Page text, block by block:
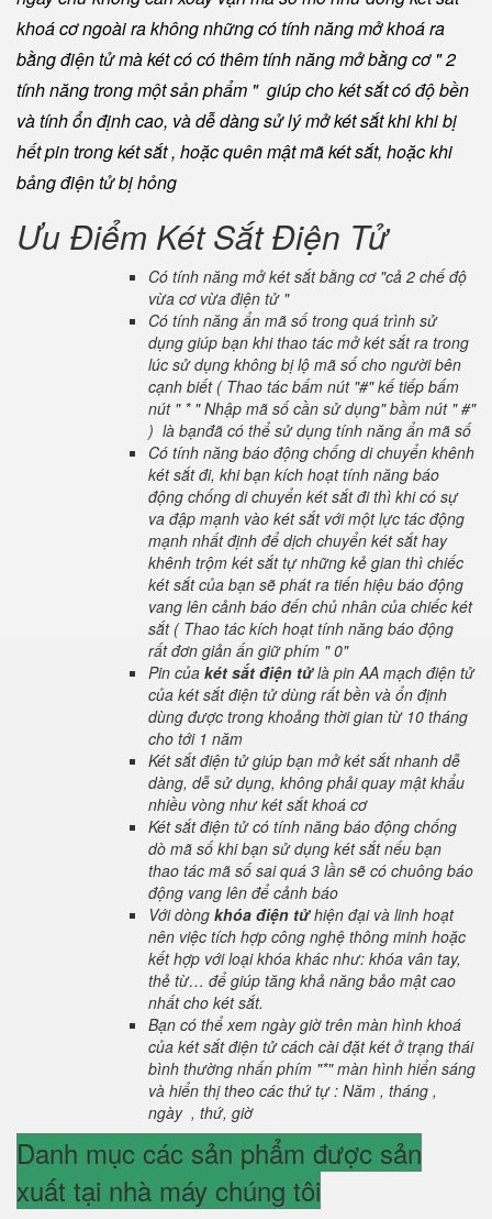
khoá cơ ngoài ra không những có tính năng mở khoá ra
bằng điện tử mà két có có thêm tính năng mở bằng cơ " 2
tính năng trong một sản phẩm " giúp cho két sắt có độ bền
và tính ổn định cao, và dễ dàng sử lý mở két sắt khi khi bị
hết pin trong két sắt , hoặc quên mật mã két sắt, hoặc khi
bảng điện tử bị hỏng
Ưu Điểm Két Sắt Điện Tử
Có tính năng mở két sắt bằng cơ "cả 2 chế độ
vừa cơ vừa điện tử "
Có tính năng ẩn mã số trong quá trình sử
dụng giúp bạn khi thao tác mở két sắt ra trong
lúc sử dụng không bị lộ mã số cho người bên
cạnh biết ( Thao tác bấm nút "#" kế tiếp bấm
nút " * " Nhập mã số cần sử dụng" bầm nút " #"
) là bạnđã có thể sử dụng tính năng ẩn mã số
Có tính năng báo động chống di chuyển khênh
két sắt đi, khi bạn kích hoạt tính năng báo
động chống di chuyển két sắt đi thì khi có sự
va đập mạnh vào két sắt với một lực tác động
mạnh nhất định để dịch chuyển két sắt hay
khênh trộm két sắt tự những kẻ gian thì chiếc
két sắt của bạn sẽ phát ra tiến hiệu báo động
vang lên cảnh báo đến chủ nhân của chiếc két
sắt ( Thao tác kích hoạt tính năng báo động
rất đơn giản ấn giữ phím " 0"
Pin của két sắt điện tửlà pin AA mạch điện tử
của két sắt điện tử dùng rất bền và ổn định
dùng được trong khoảng thời gian từ 10 tháng
cho tới 1 năm
Két sắt điện tử giúp bạn mở két sắt nhanh dễ
dàng, dễ sử dụng, không phải quay mật khẩu
nhiều vòng như két sắt khoá cơ
Két sắt điện tử có tính năng báo động chống
dò mã số khi bạn sử dụng két sắt nếu bạn
thao tác mã số sai quá 3 lần sẽ có chuông báo
động vang lên để cảnh báo
Với dòng khóa điện tửhiện đại và linh hoạt
nên việc tích hợp công nghệ thông minh hoặc
kết hợp với loại khóa khác như: khóa vân tay,
thẻ từ… để giúp tăng khả năng bảo mật cao
nhất cho két sắt.
Bạn có thể xem ngày giờ trên màn hình khoá
của két sắt điện tử cách cài đặt két ở trạng thái
bình thường nhấn phím "*" màn hình hiển sáng
và hiển thị theo các thứ tự : Năm , tháng ,
ngày , thứ, giờ
Danh mục các sản phẩm được sản
xuất tại nhà máy chúng tôi